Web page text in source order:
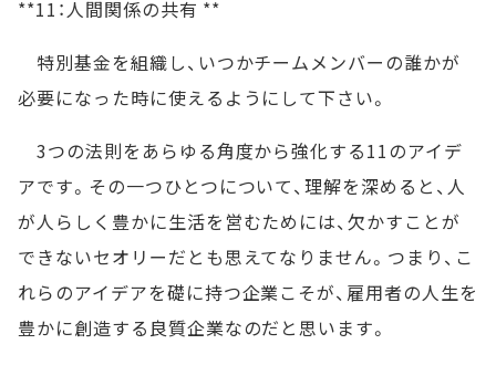
**11：人間関係の共有 **
特別基金を組織し、いつかチームメンバーの誰かが
必要になった時に使えるようにして下さい。
3つの法則をあらゆる角度から強化する11のアイデ
アです。その一つひとつについて、理解を深めると、人
が人らしく豊かに生活を営むためには、欠かすことが
できないセオリーだとも思えてなりません。つまり、こ
れらのアイデアを礎に持つ企業こそが、雇用者の人生を
豊かに創造する良質企業なのだと思います。